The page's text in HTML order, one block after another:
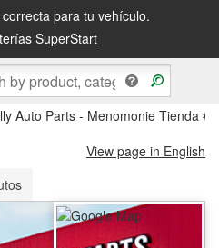
para tu vehículo.
SuperStart
o recógela en la tienda
Auto Parts - Menomonie Tienda
View page in English